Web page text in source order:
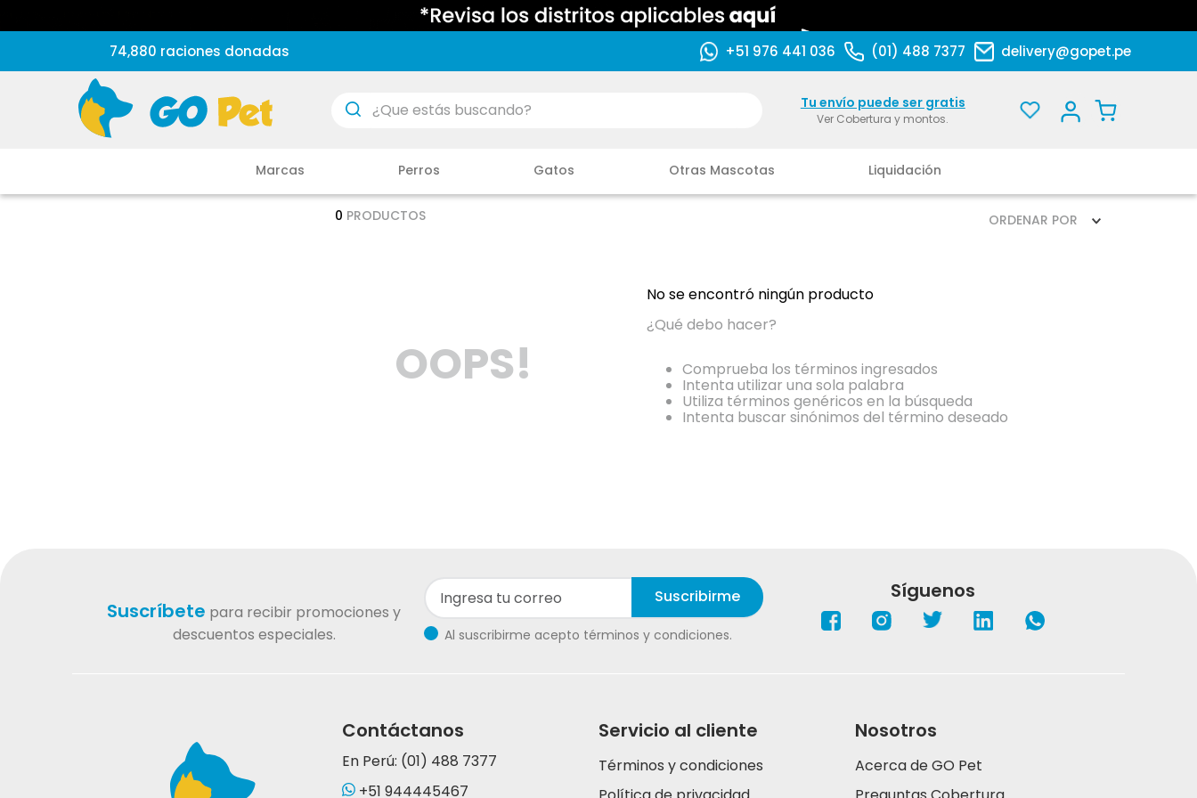
74,880 raciones donadas +51 976 441 036 (01) 488 7377 delivery@gopet.pe
¿Que estás buscando? Tu envío puede ser gratis
Ver Cobertura y montos.
Marcas Perros Gatos Otras Mascotas Liquidación
0 PRODUCTOS ORDENAR POR
OOPS!
No se encontró ningún producto
¿Qué debo hacer?
Comprueba los términos ingresados
Intenta utilizar una sola palabra
Utiliza términos genéricos en la búsqueda
Intenta buscar sinónimos del término deseado
Suscríbete para recibir promociones y
descuentos especiales.
Suscribirme
Al suscribirme acepto términos y condiciones.
Síguenos
Contáctanos
En Perú: (01) 488 7377
+51 944445467
Servicio al cliente
Términos y condiciones
Nosotros
Acerca de GO Pet